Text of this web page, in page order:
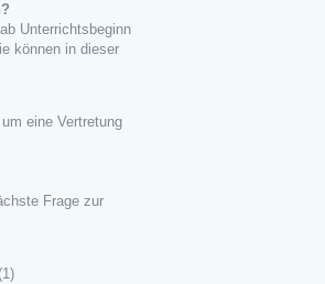
Unterrichtsbeginn
können in dieser
eine Vertretung
Frage zur